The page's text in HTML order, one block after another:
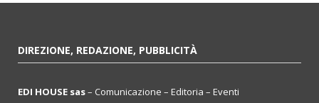
DIREZIONE, REDAZIONE, PUBBLICITÀ
EDI HOUSE sas– Comunicazione – Editoria – Eventi